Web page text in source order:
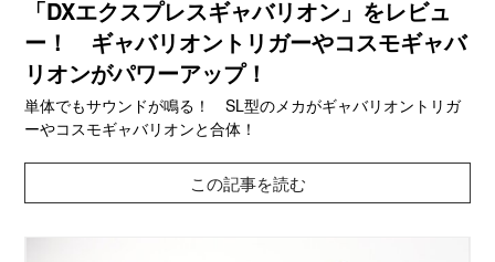
「DXエクスプレスギャバリオン」をレビュ
ー！ ギャバリオントリガーやコスモギャバ
リオンがパワーアップ！
単体でもサウンドが鳴る！ SL型のメカがギャバリオントリガ
ーやコスモギャバリオンと合体！
この記事を読む